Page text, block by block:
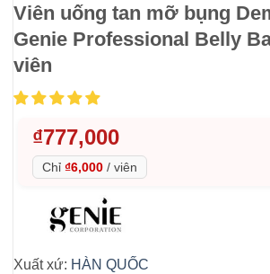
Viên uống tan mỡ bụng
Genie Professional Belly
viên
₫777,000
Chỉ ₫6,000 / viên
Xuất xứ: HÀN QUỐC